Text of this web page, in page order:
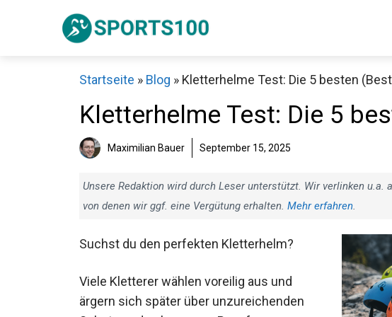
Startseite » Blog » Kletterhelme Test: Die 5 besten
Kletterhelme Test: Die 5
Maximilian Bauer September 15, 2025
Unsere Redaktion wird durch Leser unterstützt. Wir verlinken u.a.
von denen wir ggf. eine Vergütung erhalten. Mehr erfahren.
Suchst du den perfekten Kletterhelm?
Viele Kletterer wählen voreilig aus und
ärgern sich später über unzureichenden